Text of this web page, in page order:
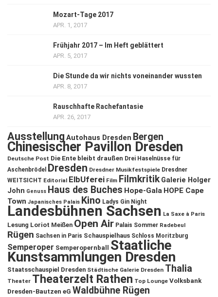
Mozart-Tage 2017
APR. 1, 2017
Frühjahr 2017 – Im Heft geblättert
APR. 5, 2017
Die Stunde da wir nichts voneinander wussten
APR. 8, 2017
Rauschhafte Rachefantasie
APR. 26, 2017
Ausstellung Autohaus Dresden Bergen
Chinesischer Pavillon Dresden
Deutsche Post Die Ente bleibt draußen Drei Haselnüsse für
Aschenbrödel
Dresden Dresdner Musikfestspiele Dresdner
WEITSICHT Editorial ElbUferei Film Filmkritik Galerie Holger
John Genuss Haus des Buches Hope-Gala HOPE Cape
Town Japanisches Palais Kino Ladys Gin Night
Landesbühnen Sachsen La Saxe à Paris
Lesung Loriot Meißen Open Air Palais Sommer Radebeul
Rügen Sachsen in Paris Schauspielhaus Schloss Moritzburg
Semperoper Semperopernball Staatliche
Kunstsammlungen Dresden
Staatsschauspiel Dresden Städtische Galerie Dresden Thalia
Theater Theaterzelt Rathen Top Lounge Volksbank
Dresden-Bautzen eG Waldbühne Rügen